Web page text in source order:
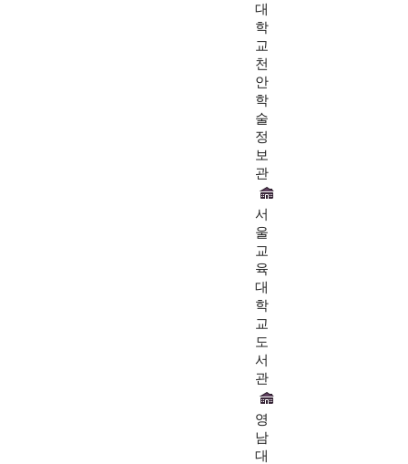
대
학
교
천
안
학
술
정
보
관
서
울
교
육
대
학
교
도
서
관
영
남
대